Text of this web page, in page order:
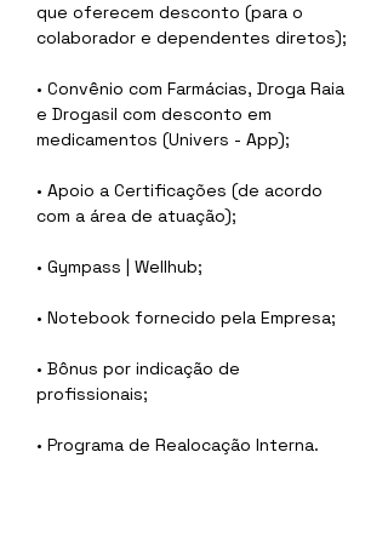
que oferecem desconto (para o
colaborador e dependentes diretos);
• Convênio com Farmácias, Droga Raia
e Drogasil com desconto em
medicamentos (Univers - App);
• Apoio a Certificações (de acordo
com a área de atuação);
• Gympass | Wellhub;
• Notebook fornecido pela Empresa;
• Bônus por indicação de
profissionais;
• Programa de Realocação Interna.